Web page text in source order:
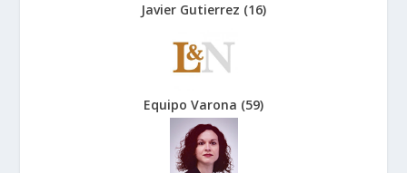
Javier Gutierrez (16)
Equipo Varona (59)